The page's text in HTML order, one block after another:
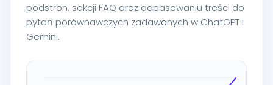
podstron, sekcji FAQ oraz dopasowaniu treści do
pytań porównawczych zadawanych w ChatGPT i
Gemini.